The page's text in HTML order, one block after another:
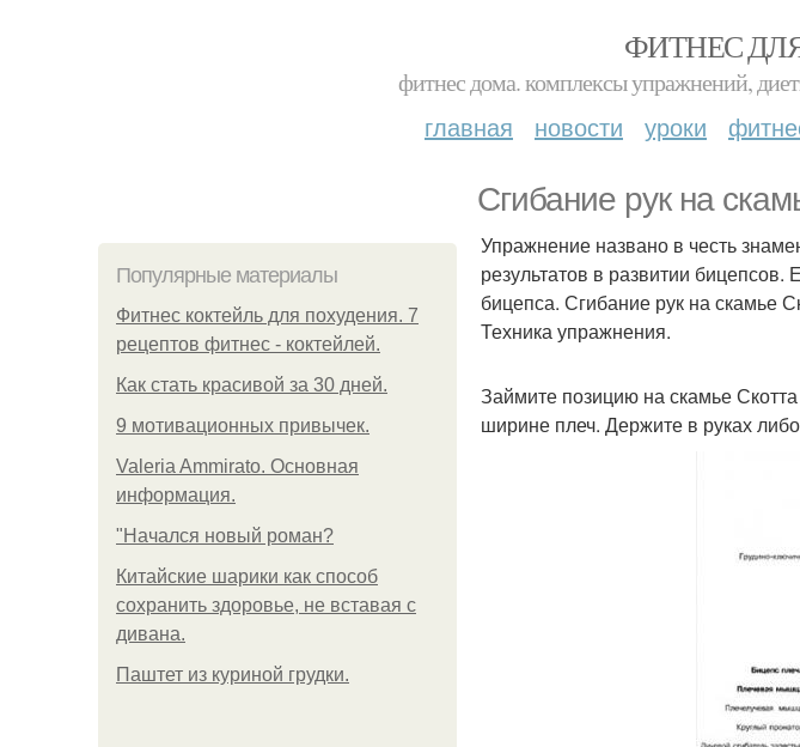
ФИТНЕС
фитнес дома. комплексы упражнений,
главная новости уроки
Сгибание рук на
Популярные материалы
Фитнес коктейль для похудения. 7
рецептов фитнес - коктейлей.
Как стать красивой за 30 дней.
9 мотивационных привычек.
Valeria Ammirato. Основная
информация.
"Начался новый роман?
Китайские шарики как способ
сохранить здоровье, не вставая с
дивана.
Паштет из куриной грудки.
Упражнение названо в честь
результатов в развитии
бицепса. Сгибание рук на скамье
Техника упражнения.
Займите позицию на скамье
ширине плеч. Держите в руках